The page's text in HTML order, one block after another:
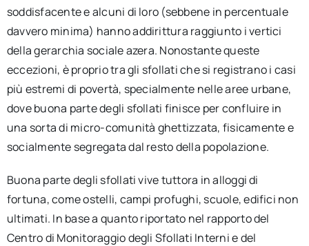
soddisfacente e alcuni di loro (sebbene in percentuale
davvero minima) hanno addirittura raggiunto i vertici
della gerarchia sociale azera. Nonostante queste
eccezioni, è proprio tra gli sfollati che si registrano i casi
più estremi di povertà, specialmente nelle aree urbane,
dove buona parte degli sfollati finisce per confluire in
una sorta di micro-comunità ghettizzata, fisicamente e
socialmente segregata dal resto della popolazione.
Buona parte degli sfollati vive tuttora in alloggi di
fortuna, come ostelli, campi profughi, scuole, edifici non
ultimati. In base a quanto riportato nel rapporto del
Centro di Monitoraggio degli Sfollati Interni e del